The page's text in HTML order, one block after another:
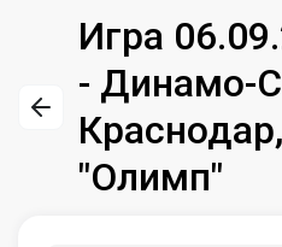
Игра
- Динамо-
"Олимп"